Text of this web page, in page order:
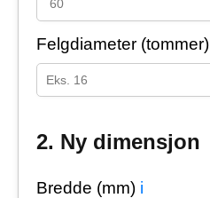
Felgdiameter (tommer)
2. Ny dimensjon
Bredde (mm) i